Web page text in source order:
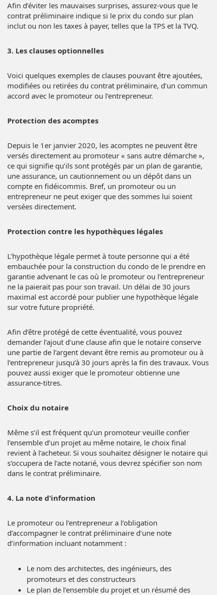
Afin d’éviter les mauvaises surprises, assurez-vous que le
contrat préliminaire indique si le prix du condo sur plan
inclut ou non les taxes à payer, telles que la TPS et la TVQ.
3. Les clauses optionnelles
Voici quelques exemples de clauses pouvant être ajoutées,
modifiées ou retirées du contrat préliminaire, d’un commun
accord avec le promoteur ou l’entrepreneur.
Protection des acomptes
Depuis le 1er janvier 2020, les acomptes ne peuvent être
versés directement au promoteur « sans autre démarche »,
ce qui signifie qu’ils sont protégés par un plan de garantie,
une assurance, un cautionnement ou un dépôt dans un
compte en fidéicommis. Bref, un promoteur ou un
entrepreneur ne peut exiger que des sommes lui soient
versées directement.
Protection contre les hypothèques légales
L’hypothèque légale permet à toute personne qui a été
embauchée pour la construction du condo de le prendre en
garantie advenant le cas où le promoteur ou l’entrepreneur
ne la paierait pas pour son travail. Un délai de 30 jours
maximal est accordé pour publier une hypothèque légale
sur votre future propriété.
Afin d’être protégé de cette éventualité, vous pouvez
demander l’ajout d’une clause afin que le notaire conserve
une partie de l’argent devant être remis au promoteur ou à
l’entrepreneur jusqu’à 30 jours après la fin des travaux. Vous
pouvez aussi exiger que le promoteur obtienne une
assurance-titres.
Choix du notaire
Même s’il est fréquent qu’un promoteur veuille confier
l’ensemble d’un projet au même notaire, le choix final
revient à l’acheteur. Si vous souhaitez désigner le notaire qui
s’occupera de l’acte notarié, vous devrez spécifier son nom
dans le contrat préliminaire.
4. La note d’information
Le promoteur ou l’entrepreneur a l’obligation
d’accompagner le contrat préliminaire d’une note
d’information incluant notamment :
Le nom des architectes, des ingénieurs, des
promoteurs et des constructeurs
Le plan de l’ensemble du projet et un résumé des